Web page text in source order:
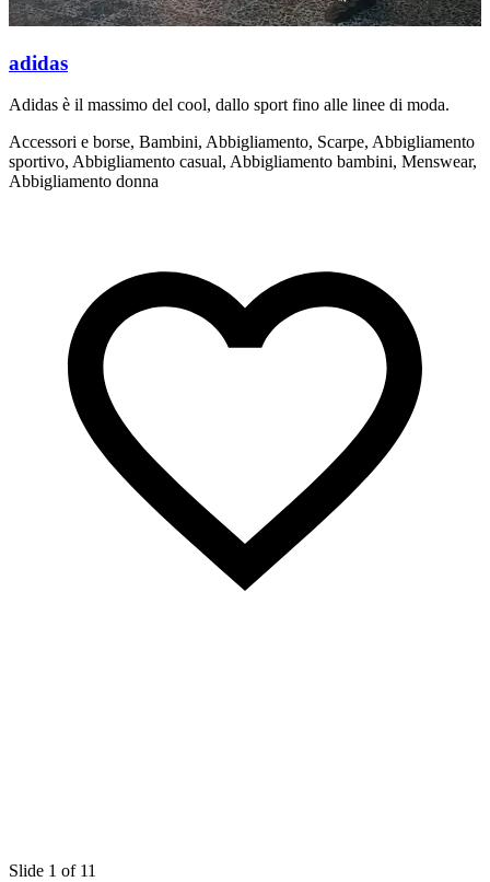
adidas
Adidas è il massimo del cool, dallo sport fino alle linee di moda.
Accessori e borse, Bambini, Abbigliamento, Scarpe, Abbigliamento
sportivo, Abbigliamento casual, Abbigliamento bambini, Menswear,
Abbigliamento donna
Slide 1 of 11